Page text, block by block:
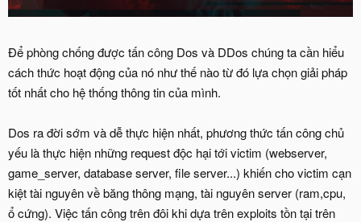
Để phòng chống được tấn công Dos và DDos chúng ta cần hiểu
cách thức hoạt động của nó như thế nào từ đó lựa chọn giải pháp
tốt nhất cho hệ thống thông tin của mình.
Dos ra đời sớm và dễ thực hiện nhất, phương thức tấn công chủ
yếu là thực hiện những request độc hại tới victim (webserver,
game_server, database server, file server...) khiến cho victim cạn
kiệt tài nguyên về băng thông mạng, tài nguyên server (ram,cpu,
ổ cứng). Việc tấn công trên đôi khi dựa trên exploits tồn tại trên